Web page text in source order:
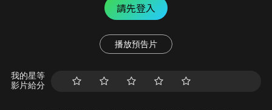
請先登入
播放預告片
我的星等
影片給分